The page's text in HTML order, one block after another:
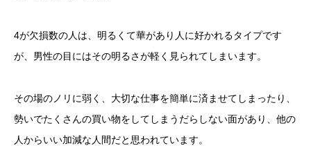
4が欠損数の人は、明るくて華があり人に好かれるタイプです
が、男性の目にはその明るさが軽く見られてしまいます。
その場のノリに弱く、大切な仕事を簡単に済ませてしまったり、
勢いでたくさんの買い物をしてしまうだらしない面があり、他の
人からいい加減な人間だと思われています。